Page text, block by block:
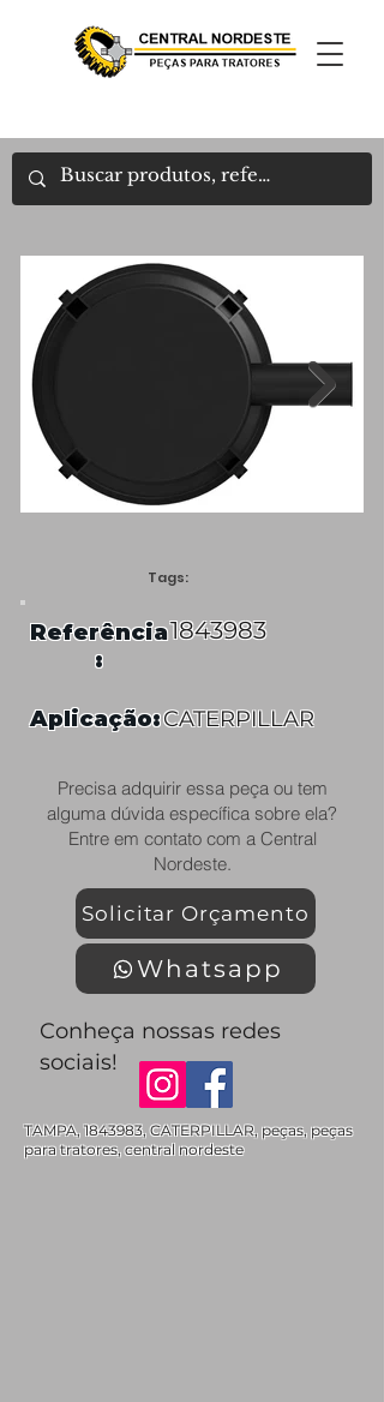
Tags:
Referência
:
1843983
Aplicação:CATERPILLAR
Precisa adquirir essa peça ou tem
alguma dúvida específica sobre ela?
Entre em contato com a Central
Nordeste.
Solicitar Orçamento
Whatsapp
Conheça nossas redes
sociais!
TAMPA,1843983, CATERPILLAR, peças, peças
para tratores, central nordeste